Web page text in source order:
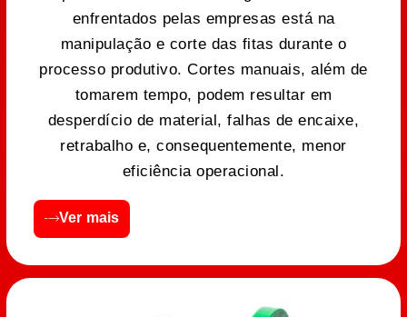
enfrentados pelas empresas está na
manipulação e corte das fitas durante o
processo produtivo. Cortes manuais, além de
tomarem tempo, podem resultar em
desperdício de material, falhas de encaixe,
retrabalho e, consequentemente, menor
eficiência operacional.
Ver mais